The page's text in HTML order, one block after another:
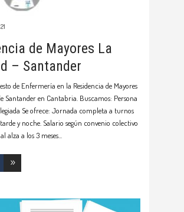
de Mayores La
– Santander
de Enfermería en la Residencia de Mayores
Santander en Cantabria. Buscamos: Persona
Se ofrece: Jornada completa a turnos
y noche. Salario según convenio colectivo
alza a los 3 meses